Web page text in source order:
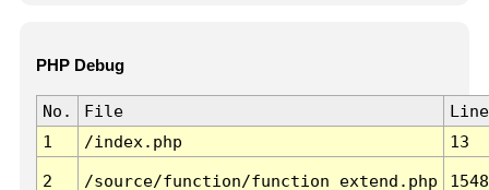
PHP Debug
No. File
Line
1
/index.php 13
2 /source/function/function_extend.php 1548